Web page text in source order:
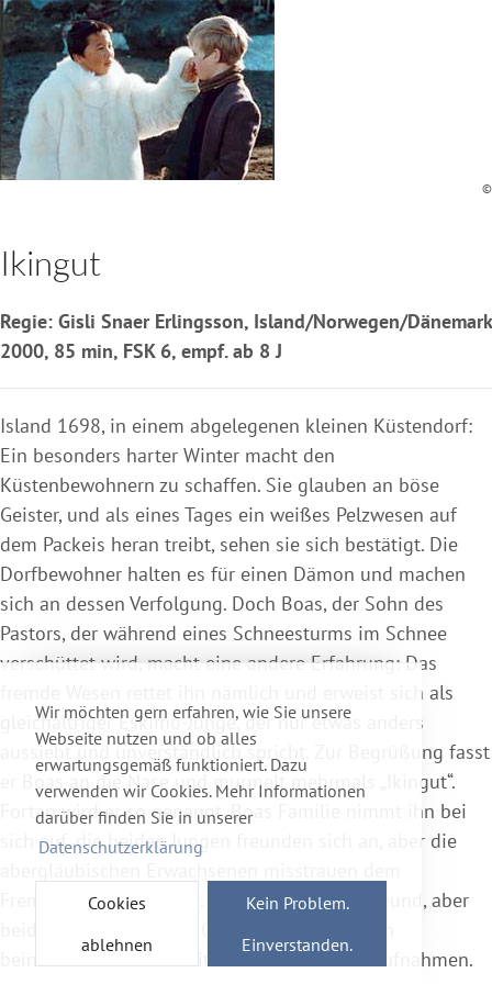
Wir möchten gern erfahren, wie Sie unsere
Webseite nutzen und ob alles
erwartungsgemäß funktioniert. Dazu
verwenden wir Cookies. Mehr Informationen
darüber finden Sie in unserer
Datenschutzerklärung
Cookies
ablehnen
Kein Problem.
Einverstanden.
©
Ikingut
Regie: Gisli Snaer Erlingsson, Island/Norwegen/Dänemark
2000, 85 min, FSK 6, empf. ab 8 J
Island 1698, in einem abgelegenen kleinen Küstendorf:
Ein besonders harter Winter macht den
Küstenbewohnern zu schaffen. Sie glauben an böse
Geister, und als eines Tages ein weißes Pelzwesen auf
dem Packeis heran treibt, sehen sie sich bestätigt. Die
Dorfbewohner halten es für einen Dämon und machen
sich an dessen Verfolgung. Doch Boas, der Sohn des
Pastors, der während eines Schneesturms im Schnee
verschüttet wird, macht eine andere Erfahrung: Das
fremde Wesen rettet ihn nämlich und erweist sich als
gleichaltriger Eskimo-Junge, der nur etwas anders
aussieht und unverständlich spricht. Zur Begrüßung fasst
er Boas an die Nase und murmelt mehrmals „Ikingut“.
Fortan wird er so genannt. Boas Familie nimmt ihn bei
sich auf, die beiden Jungen freunden sich an, aber die
Fremdling nach wie vor. Boas hilft seinem Freund, aber
beindruckender Film mit tollen Landschaftsaufnahmen.